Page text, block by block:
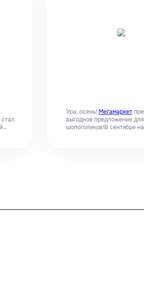
Ура, осень! Мегамаркет
выгодное предложение
шопоголиков!В сентябре